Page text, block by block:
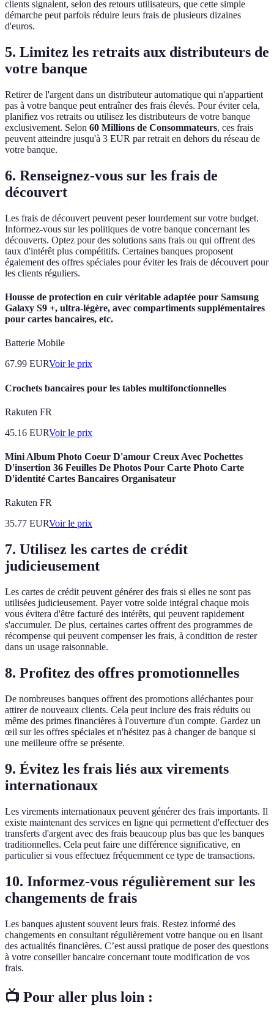
clients signalent, selon des retours utilisateurs, que cette simple
démarche peut parfois réduire leurs frais de plusieurs dizaines
d'euros.
5. Limitez les retraits aux distributeurs de
votre banque
Retirer de l'argent dans un distributeur automatique qui n'appartient
pas à votre banque peut entraîner des frais élevés. Pour éviter cela,
planifiez vos retraits ou utilisez les distributeurs de votre banque
exclusivement. Selon 60 Millions de Consommateurs, ces frais
peuvent atteindre jusqu'à 3 EUR par retrait en dehors du réseau de
votre banque.
6. Renseignez-vous sur les frais de
découvert
Les frais de découvert peuvent peser lourdement sur votre budget.
Informez-vous sur les politiques de votre banque concernant les
découverts. Optez pour des solutions sans frais ou qui offrent des
taux d'intérêt plus compétitifs. Certaines banques proposent
également des offres spéciales pour éviter les frais de découvert pour
les clients réguliers.
Housse de protection en cuir véritable adaptée pour Samsung
Galaxy S9 +, ultra-légère, avec compartiments supplémentaires
pour cartes bancaires, etc.
Batterie Mobile
67.99 EURVoir le prix
Crochets bancaires pour les tables multifonctionnelles
Rakuten FR
45.16 EURVoir le prix
Mini Album Photo Coeur D'amour Creux Avec Pochettes
D'insertion 36 Feuilles De Photos Pour Carte Photo Carte
D'identité Cartes Bancaires Organisateur
Rakuten FR
35.77 EURVoir le prix
7. Utilisez les cartes de crédit
judicieusement
Les cartes de crédit peuvent générer des frais si elles ne sont pas
utilisées judicieusement. Payer votre solde intégral chaque mois
vous évitera d'être facturé des intérêts, qui peuvent rapidement
s'accumuler. De plus, certaines cartes offrent des programmes de
récompense qui peuvent compenser les frais, à condition de rester
dans un usage raisonnable.
8. Profitez des offres promotionnelles
De nombreuses banques offrent des promotions alléchantes pour
attirer de nouveaux clients. Cela peut inclure des frais réduits ou
même des primes financières à l'ouverture d'un compte. Gardez un
œil sur les offres spéciales et n'hésitez pas à changer de banque si
une meilleure offre se présente.
9. Évitez les frais liés aux virements
internationaux
Les virements internationaux peuvent générer des frais importants. Il
existe maintenant des services en ligne qui permettent d'effectuer des
transferts d'argent avec des frais beaucoup plus bas que les banques
traditionnelles. Cela peut faire une différence significative, en
particulier si vous effectuez fréquemment ce type de transactions.
10. Informez-vous régulièrement sur les
changements de frais
Les banques ajustent souvent leurs frais. Restez informé des
changements en consultant régulièrement votre banque ou en lisant
des actualités financières. C’est aussi pratique de poser des questions
à votre conseiller bancaire concernant toute modification de vos
frais.
📺 Pour aller plus loin :